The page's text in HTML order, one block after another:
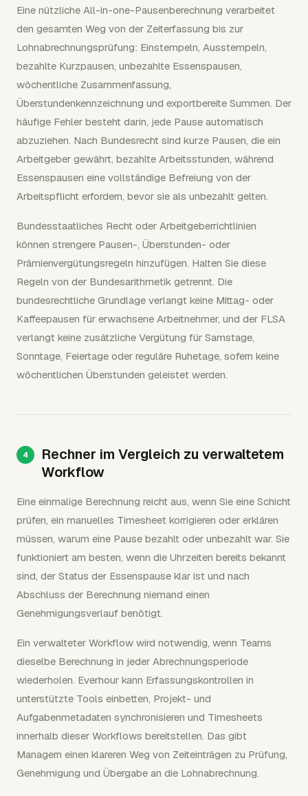
Eine nützliche All-in-one-Pausenberechnung verarbeitet
den gesamten Weg von der Zeiterfassung bis zur
Lohnabrechnungsprüfung: Einstempeln, Ausstempeln,
bezahlte Kurzpausen, unbezahlte Essenspausen,
wöchentliche Zusammenfassung,
Überstundenkennzeichnung und exportbereite Summen. Der
häufige Fehler besteht darin, jede Pause automatisch
abzuziehen. Nach Bundesrecht sind kurze Pausen, die ein
Arbeitgeber gewährt, bezahlte Arbeitsstunden, während
Essenspausen eine vollständige Befreiung von der
Arbeitspflicht erfordern, bevor sie als unbezahlt gelten.
Bundesstaatliches Recht oder Arbeitgeberrichtlinien
können strengere Pausen-, Überstunden- oder
Prämienvergütungsregeln hinzufügen. Halten Sie diese
Regeln von der Bundesarithmetik getrennt. Die
bundesrechtliche Grundlage verlangt keine Mittag- oder
Kaffeepausen für erwachsene Arbeitnehmer, und der FLSA
verlangt keine zusätzliche Vergütung für Samstage,
Sonntage, Feiertage oder reguläre Ruhetage, sofern keine
wöchentlichen Überstunden geleistet werden.
Rechner im Vergleich zu verwaltetem
Workflow
Eine einmalige Berechnung reicht aus, wenn Sie eine Schicht
prüfen, ein manuelles Timesheet korrigieren oder erklären
müssen, warum eine Pause bezahlt oder unbezahlt war. Sie
funktioniert am besten, wenn die Uhrzeiten bereits bekannt
sind, der Status der Essenspause klar ist und nach
Abschluss der Berechnung niemand einen
Genehmigungsverlauf benötigt.
Ein verwalteter Workflow wird notwendig, wenn Teams
dieselbe Berechnung in jeder Abrechnungsperiode
wiederholen. Everhour kann Erfassungskontrollen in
unterstützte Tools einbetten, Projekt- und
Aufgabenmetadaten synchronisieren und Timesheets
innerhalb dieser Workflows bereitstellen. Das gibt
Managern einen klareren Weg von Zeiteinträgen zu Prüfung,
Genehmigung und Übergabe an die Lohnabrechnung.